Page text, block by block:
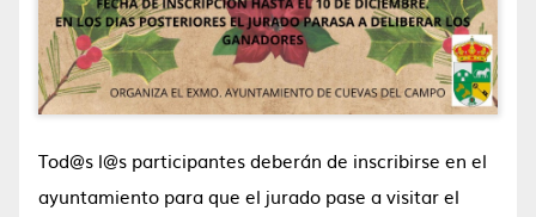
Tod@s l@s participantes deberán de inscribirse en el
ayuntamiento para que el jurado pase a visitar el